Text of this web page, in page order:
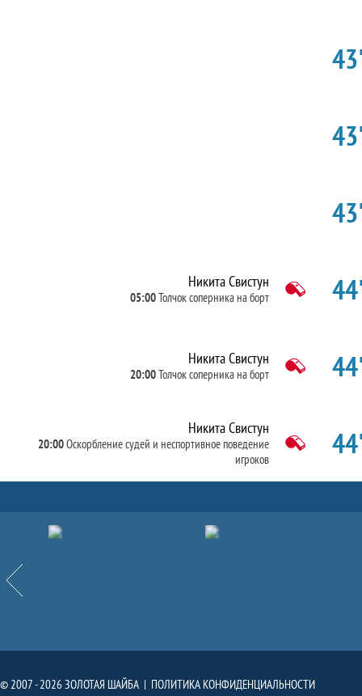
Никита Свистун
05:00Толчок соперника на борт
Никита Свистун
20:00Толчок соперника на борт
Никита Свистун
20:00Оскорбление судей и неспортивное поведение
игроков
Назад
Партнёры
© 2007 - 2026 ЗОЛОТАЯ ШАЙБА | ПОЛИТИКА КОНФИДЕНЦИАЛЬНОСТИ